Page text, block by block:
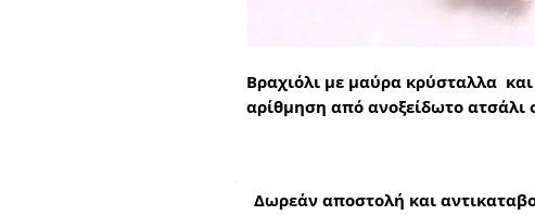
Βραχιόλι με μαύρα κρύσταλλα
αρίθμηση από ανοξείδωτο
Δωρεάν αποστολή και